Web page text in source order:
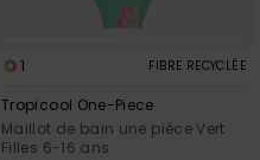
1 FIBRE RECYCLÉE
Tropicool One-Piece
Maillot de bain une pièce Vert
Filles 6-16 ans